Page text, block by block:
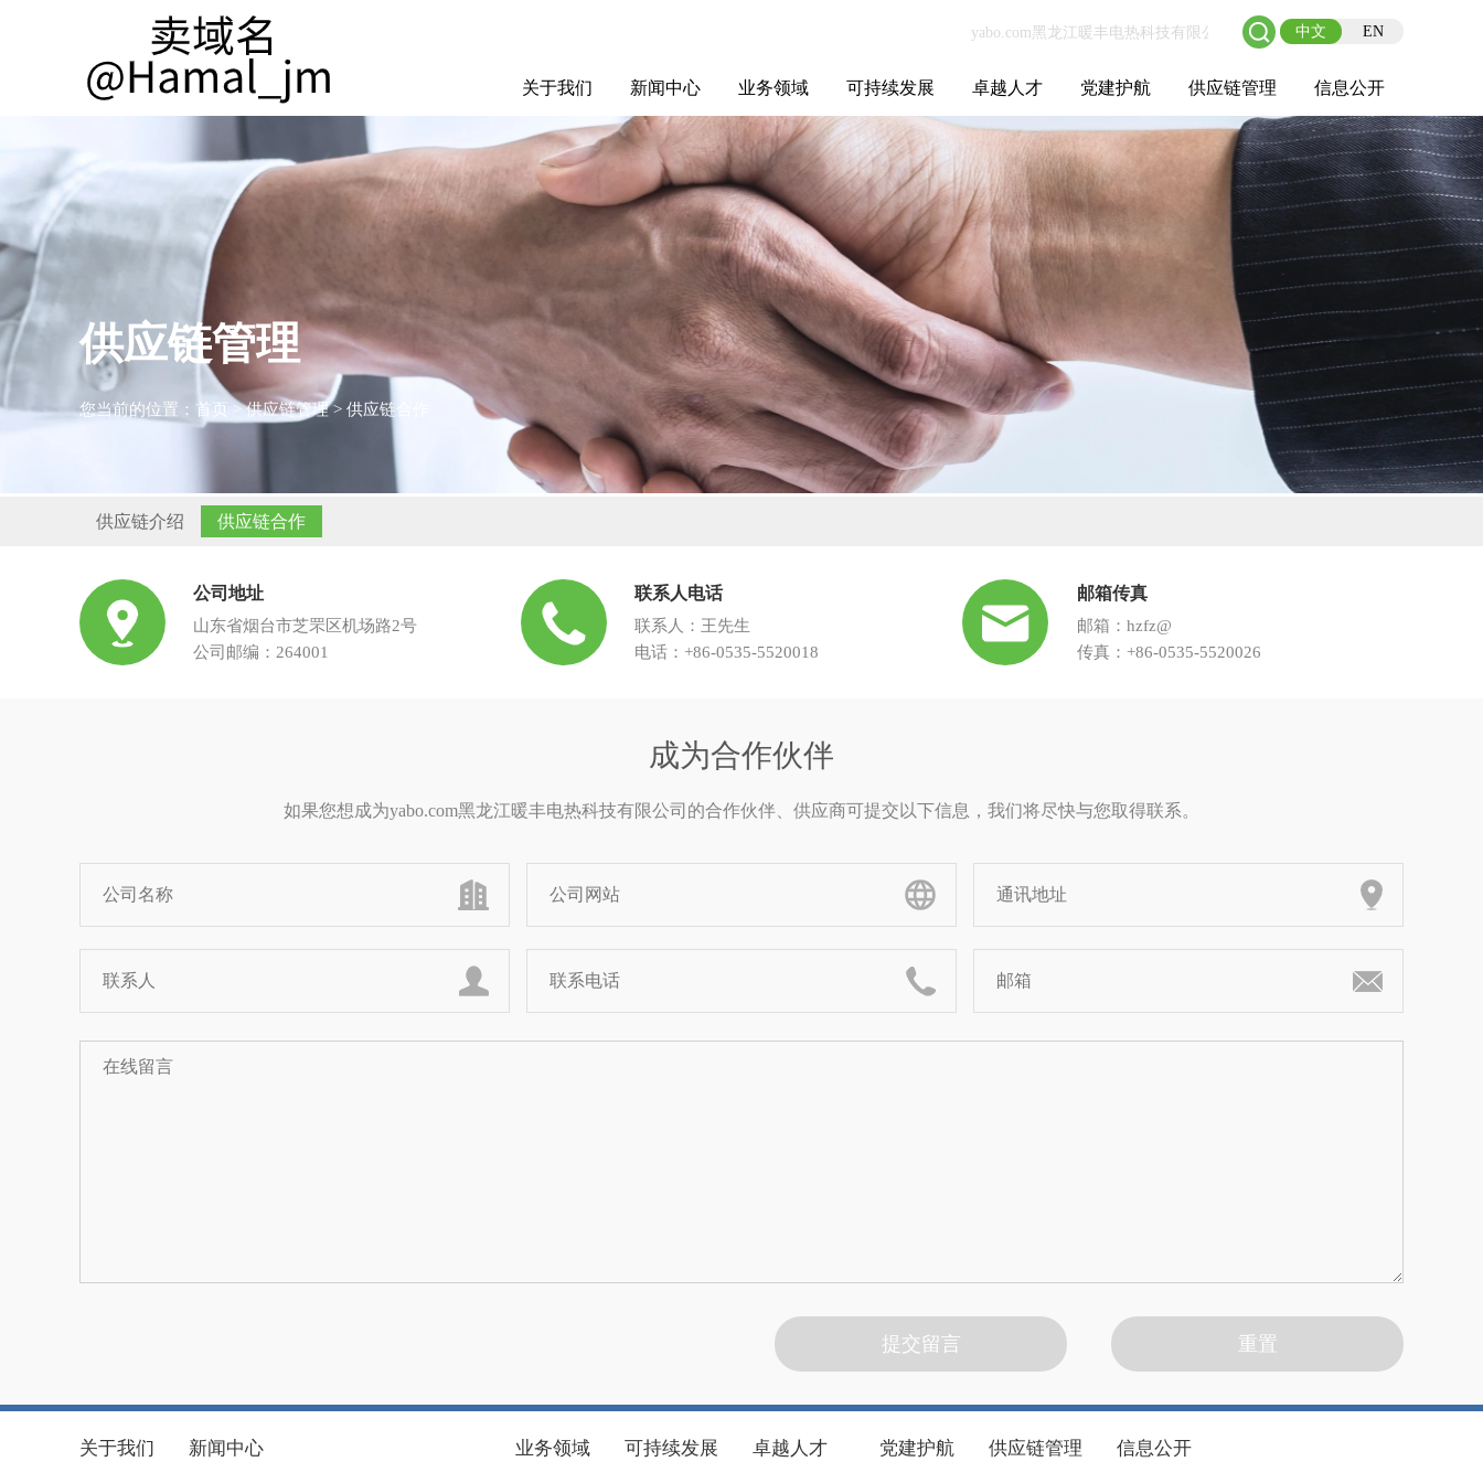
中文 EN
关于我们
集团介绍
全球布局
发展历程
资源资质
联系我们
新闻中心
yabo.com黑龙江
暖丰电热科技有
限公司新闻
媒体聚焦
业务领域
智能电网
智慧能源
智慧城市
可持续发展
ESG报告
招标信息
卓越人才
人才理念
职业成长
校园招聘
社会招聘
博士后工作站
招聘动态
党建护航
党建在线
教育实践
供应链管理
供应链介绍
供应链合作
信息公开
基本信息
管理架构
人事薪酬
经营成果
重大事项
供应链管理
您当前的位置： 首页 >供应链管理> 供应链合作
供应链介绍 供应链合作
公司地址
山东省烟台市芝罘区机场路2号
公司邮编：264001
联系人电话
联系人：王先生
电话：+86-0535-5520018
邮箱传真
邮箱：hzfz@
传真：+86-0535-5520026
成为合作伙伴
如果您想成为yabo.com黑龙江暖丰电热科技有限公司的合作伙伴、供应商可提交以下信息，我们将尽快与您取得联系。
关于我们 新闻中心 业务领域 可持续发展 卓越人才 党建护航 供应链管理 信息公开